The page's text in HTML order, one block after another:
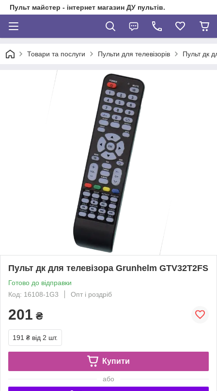
Пульт майстер - інтернет магазин ДУ пультів.
Товари та послуги Пульти для телевізорів Пульт дк
Пульт дк для телевізора Grunhelm GTV32T2FS
Готово до відправки
Код: 16108-1G3
Опт і роздріб
201 ₴
191 ₴ від 2 шт.
Купити
або